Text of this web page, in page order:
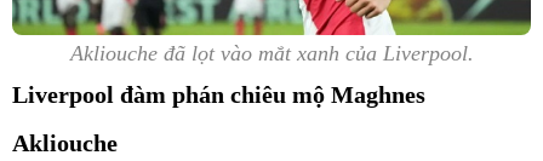
Akliouche đã lọt vào mắt xanh của Liverpool.
Liverpool đàm phán chiêu mộ Maghnes
Akliouche